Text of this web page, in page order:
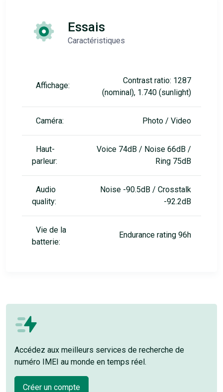
Essais
Caractéristiques
Affichage:
Contrast ratio: 1287
(nominal), 1.740 (sunlight)
Caméra: Photo / Video
Haut-
parleur:
Voice 74dB / Noise 66dB /
Ring 75dB
Audio
quality:
Noise -90.5dB / Crosstalk
-92.2dB
Vie de la
batterie:
Endurance rating 96h
Accédez aux meilleurs services de recherche de
numéro IMEI au monde en temps réel.
Créer un compte